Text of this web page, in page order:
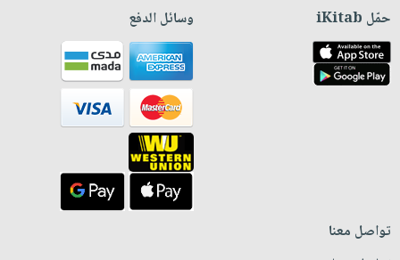
حمّل iKitab وسائل الدفع
تواصل معنا